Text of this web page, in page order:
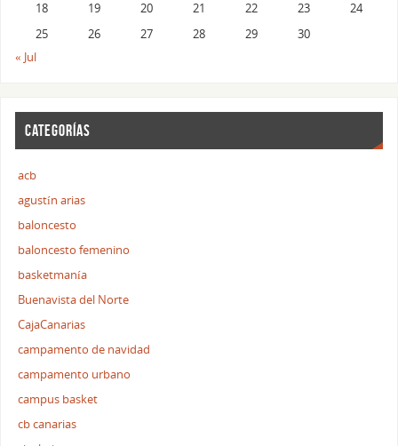
18
19 20 21 22 23
24
25
26 27 28 29
30
« Jul
CATEGORÍAS
acb
agustín arias
baloncesto
baloncesto femenino
basketmanía
Buenavista del Norte
CajaCanarias
campamento de navidad
campamento urbano
campus basket
cb canarias